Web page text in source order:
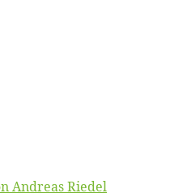
An­dre­as Riedel